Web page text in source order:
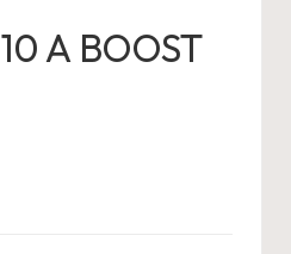
A BOOST